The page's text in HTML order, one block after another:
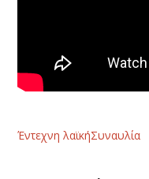
Έντεχνη λαϊκήΣυναυλία